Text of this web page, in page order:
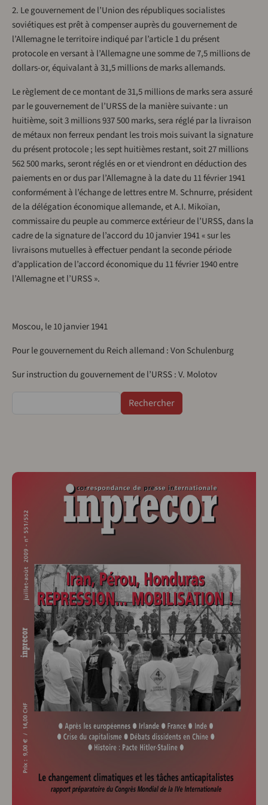
2. Le gouvernement de l’Union des républiques socialistes
soviétiques est prêt à compenser auprès du gouvernement de
l’Allemagne le territoire indiqué par l’article 1 du présent
protocole en versant à l’Allemagne une somme de 7,5 millions de
dollars-or, équivalant à 31,5 millions de marks allemands.
Le règlement de ce montant de 31,5 millions de marks sera assuré
par le gouvernement de l’URSS de la manière suivante : un
huitième, soit 3 millions 937 500 marks, sera réglé par la livraison
de métaux non ferreux pendant les trois mois suivant la signature
du présent protocole ; les sept huitièmes restant, soit 27 millions
562 500 marks, seront réglés en or et viendront en déduction des
paiements en or dus par l’Allemagne à la date du 11 février 1941
conformément à l’échange de lettres entre M. Schnurre, président
de la délégation économique allemande, et A.I. Mikoïan,
commissaire du peuple au commerce extérieur de l’URSS, dans la
cadre de la signature de l’accord du 10 janvier 1941 « sur les
livraisons mutuelles à effectuer pendant la seconde période
d’application de l’accord économique du 11 février 1940 entre
l’Allemagne et l’URSS ».
Moscou, le 10 janvier 1941
Pour le gouvernement du Reich allemand : Von Schulenburg
Sur instruction du gouvernement de l’URSS : V. Molotov